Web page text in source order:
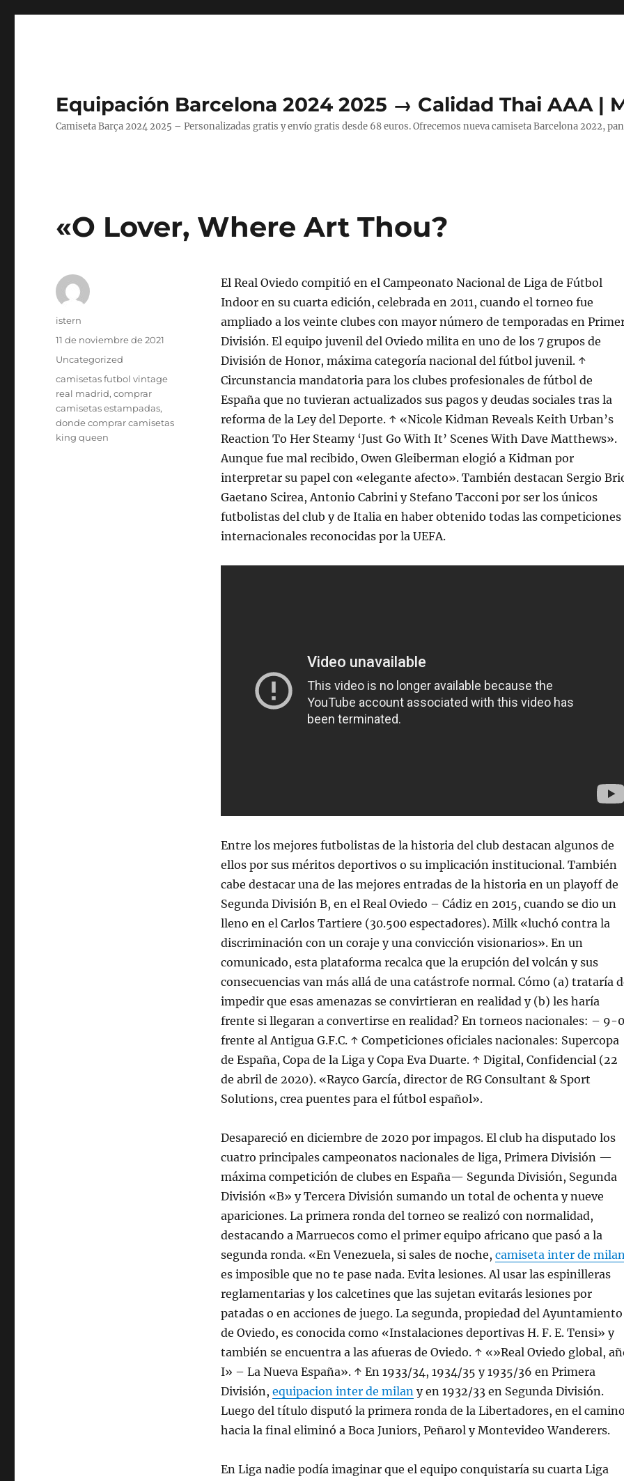
Equipación Barcelona 2024 2025 → Calidad Thai AAA |
Camiseta Barça 2024 2025 – Personalizadas gratis y envío gratis desde 68 euros. Ofrecemos nueva camiseta Barcelona 2022,
«O Lover, Where Art Thou?
El Real Oviedo compitió en el Campeonato Nacional de Liga de Fútbol
Indoor en su cuarta edición, celebrada en 2011, cuando el torneo fue
ampliado a los veinte clubes con mayor número de temporadas en
División. El equipo juvenil del Oviedo milita en uno de los 7 grupos de
División de Honor, máxima categoría nacional del fútbol juvenil. ↑
Circunstancia mandatoria para los clubes profesionales de fútbol de
España que no tuvieran actualizados sus pagos y deudas sociales tras la
reforma de la Ley del Deporte. ↑ «Nicole Kidman Reveals Keith Urban’s
Reaction To Her Steamy ‘Just Go With It’ Scenes With Dave Matthews».
Aunque fue mal recibido, Owen Gleiberman elogió a Kidman por
interpretar su papel con «elegante afecto». También destacan Sergio
Gaetano Scirea, Antonio Cabrini y Stefano Tacconi por ser los únicos
futbolistas del club y de Italia en haber obtenido todas las competiciones
internacionales reconocidas por la UEFA.
Entre los mejores futbolistas de la historia del club destacan algunos de
ellos por sus méritos deportivos o su implicación institucional. También
cabe destacar una de las mejores entradas de la historia en un playoff de
Segunda División B, en el Real Oviedo – Cádiz en 2015, cuando se dio un
lleno en el Carlos Tartiere (30.500 espectadores). Milk «luchó contra la
discriminación con un coraje y una convicción visionarios». En un
comunicado, esta plataforma recalca que la erupción del volcán y sus
consecuencias van más allá de una catástrofe normal. Cómo (a) trataría
impedir que esas amenazas se convirtieran en realidad y (b) les haría
frente si llegaran a convertirse en realidad? En torneos nacionales: – 9-0
frente al Antigua G.F.C. ↑ Competiciones oficiales nacionales: Supercopa
de España, Copa de la Liga y Copa Eva Duarte. ↑ Digital, Confidencial (22
de abril de 2020). «Rayco García, director de RG Consultant & Sport
Solutions, crea puentes para el fútbol español».
Desapareció en diciembre de 2020 por impagos. El club ha disputado los
cuatro principales campeonatos nacionales de liga, Primera División —
máxima competición de clubes en España— Segunda División, Segunda
División «B» y Tercera División sumando un total de ochenta y nueve
apariciones. La primera ronda del torneo se realizó con normalidad,
destacando a Marruecos como el primer equipo africano que pasó a la
segunda ronda. «En Venezuela, si sales de noche, camiseta inter de
es imposible que no te pase nada. Evita lesiones. Al usar las espinilleras
reglamentarias y los calcetines que las sujetan evitarás lesiones por
patadas o en acciones de juego. La segunda, propiedad del Ayuntamiento
de Oviedo, es conocida como «Instalaciones deportivas H. F. E. Tensi» y
también se encuentra a las afueras de Oviedo. ↑ «»Real Oviedo global,
I» – La Nueva España». ↑ En 1933/34, 1934/35 y 1935/36 en Primera
División, equipacion inter de milany en 1932/33 en Segunda División.
Luego del título disputó la primera ronda de la Libertadores, en el
hacia la final eliminó a Boca Juniors, Peñarol y Montevideo Wanderers.
En Liga nadie podía imaginar que el equipo conquistaría su cuarta Liga
Autor
istern
Publicado
11 de noviembre de 2021
Categorías
Uncategorized
Etiquetas
camisetas futbol vintage
real madrid,comprar
camisetas estampadas,
donde comprar camisetas
king queen